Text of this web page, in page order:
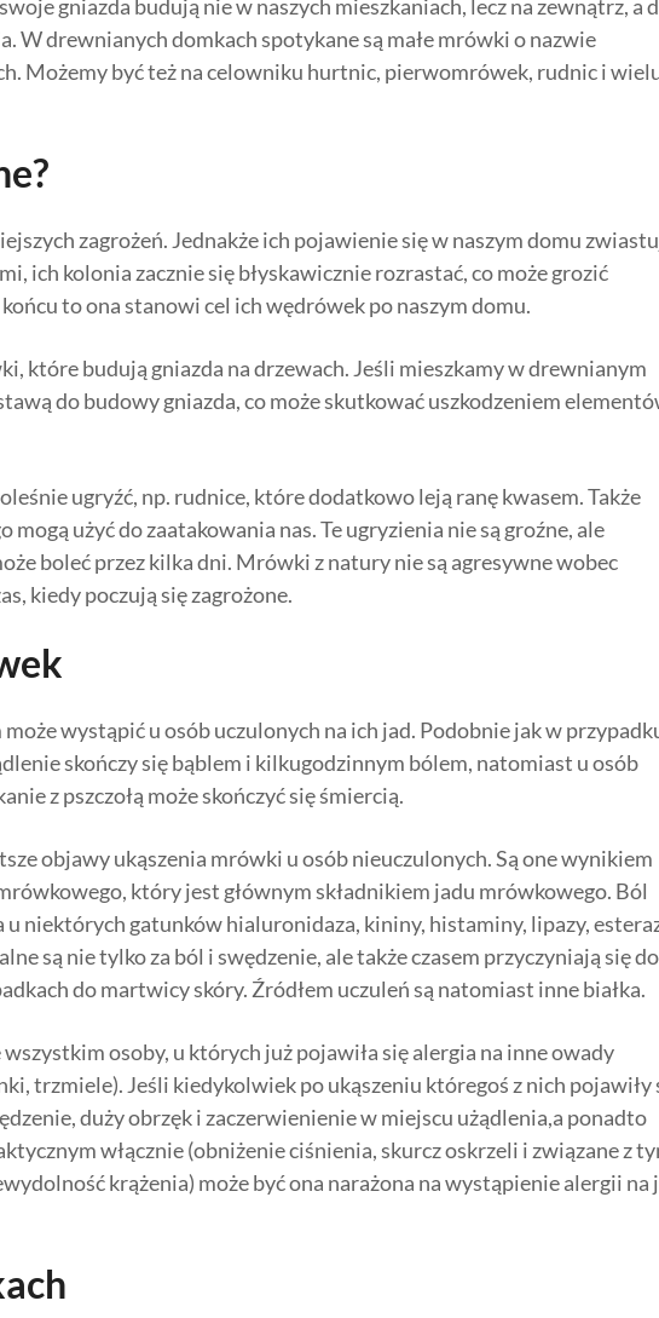
gniazda budują nie w naszych mieszkaniach, lecz na zewnątrz, a
W drewnianych domkach spotykane są małe mrówki o nazwie
Możemy być też na celowniku hurtnic, pierwomrówek, rudnic i
zagrożeń. Jednakże ich pojawienie się w naszym domu
ich kolonia zacznie się błyskawicznie rozrastać, co może grozić
to ona stanowi cel ich wędrówek po naszym domu.
które budują gniazda na drzewach. Jeśli mieszkamy w drewnianym
do budowy gniazda, co może skutkować uszkodzeniem
ugryźć, np. rudnice, które dodatkowo leją ranę kwasem. Także
użyć do zaatakowania nas. Te ugryzienia nie są groźne, ale
boleć przez kilka dni. Mrówki z natury nie są agresywne wobec
kiedy poczują się zagrożone.
wystąpić u osób uczulonych na ich jad. Podobnie jak w
skończy się bąblem i kilkugodzinnym bólem, natomiast u osób
z pszczołą może skończyć się śmiercią.
objawy ukąszenia mrówki u osób nieuczulonych. Są one wynikiem
który jest głównym składnikiem jadu mrówkowego. Ból
u niektórych gatunków hialuronidaza, kininy, histaminy, lipazy,
są nie tylko za ból i swędzenie, ale także czasem przyczyniają się do
do martwicy skóry. Źródłem uczuleń są natomiast inne białka.
osoby, u których już pojawiła się alergia na inne owady
trzmiele). Jeśli kiedykolwiek po ukąszeniu któregoś z nich pojawiły
duży obrzęk i zaczerwienienie w miejscu użądlenia,a ponadto
włącznie (obniżenie ciśnienia, skurcz oskrzeli i związane z
krążenia) może być ona narażona na wystąpienie alergii na